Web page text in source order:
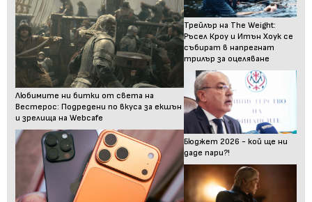
Любимите ни битки от света на
Вестерос: Подредени по вкуса за екшън
и зрелища на Webcafe
Трейлър на The Weight:
Ръсел Кроу и Итън Хоук се
събират в напрегнат
трилър за оцеляване
Бюджет 2026 - кой ще ни
даде пари?!